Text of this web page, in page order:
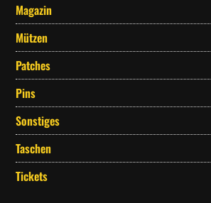
Magazin
Mützen
Patches
Pins
Sonstiges
Taschen
Tickets